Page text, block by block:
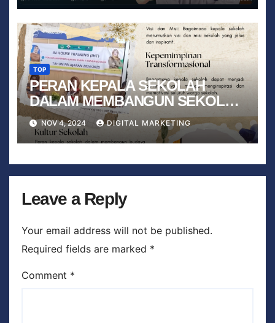
TOP
PERAN KEPALA SEKOLAH
DALAM MEMBANGUN SEKOLAH
YANG BERKUALITAS
NOV 4, 2024 DIGITAL MARKETING
Leave a Reply
Your email address will not be published.
Required fields are marked *
Comment *